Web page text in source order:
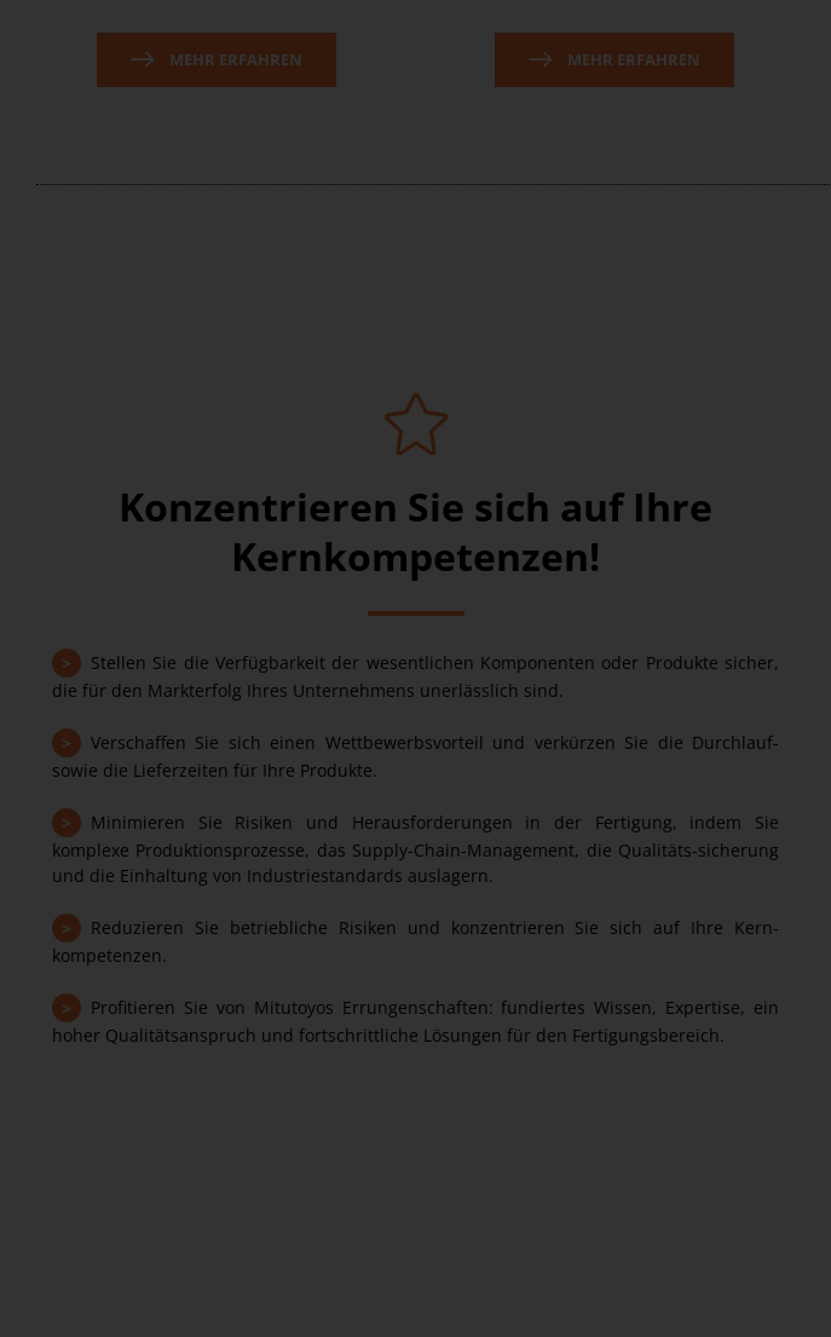
MEHR ERFAHREN MEHR ERFAHREN
Konzentrieren Sie sich auf Ihre
Kernkompetenzen!
>
Stellen Sie die Verfügbarkeit der wesentlichen Komponenten oder Produkte sicher,
die für den Markterfolg Ihres Unternehmens unerlässlich sind.
>
Verschaffen Sie sich einen Wettbewerbsvorteil und verkürzen Sie die Durchlauf-
sowie die Lieferzeiten für Ihre Produkte.
>
Minimieren Sie Risiken und Herausforderungen in der Fertigung, indem Sie
komplexe Produktionsprozesse, das Supply-Chain-Management, die Qualitäts-sicherung
und die Einhaltung von Industriestandards auslagern.
>
Reduzieren Sie betriebliche Risiken und konzentrieren Sie sich auf Ihre Kern-
kompetenzen.
>
Profitieren Sie von Mitutoyos Errungenschaften: fundiertes Wissen, Expertise, ein
hoher Qualitätsanspruch und fortschrittliche Lösungen für den Fertigungsbereich.